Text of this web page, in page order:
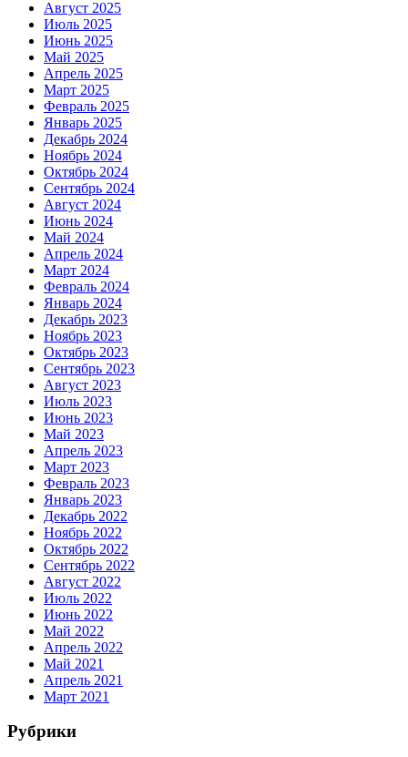
Август 2025
Июль 2025
Июнь 2025
Май 2025
Апрель 2025
Март 2025
Февраль 2025
Январь 2025
Декабрь 2024
Ноябрь 2024
Октябрь 2024
Сентябрь 2024
Август 2024
Июнь 2024
Май 2024
Апрель 2024
Март 2024
Февраль 2024
Январь 2024
Декабрь 2023
Ноябрь 2023
Октябрь 2023
Сентябрь 2023
Август 2023
Июль 2023
Июнь 2023
Май 2023
Апрель 2023
Март 2023
Февраль 2023
Январь 2023
Декабрь 2022
Ноябрь 2022
Октябрь 2022
Сентябрь 2022
Август 2022
Июль 2022
Июнь 2022
Май 2022
Апрель 2022
Май 2021
Апрель 2021
Март 2021
Рубрики